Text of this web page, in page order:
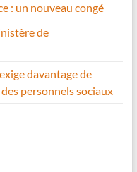
: un nouveau congé
de
davantage de
personnels sociaux